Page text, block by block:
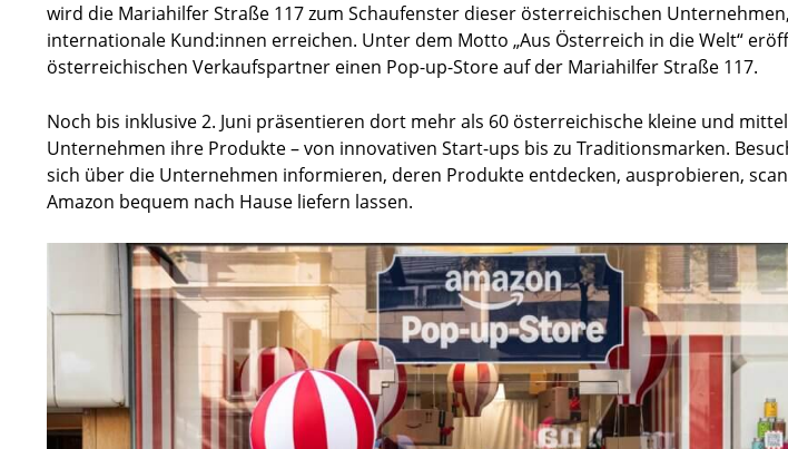
wird die Mariahilfer Straße 117 zum Schaufenster dieser österreichischen
internationale Kund:innen erreichen. Unter dem Motto „Aus Österreich in die Welt“
österreichischen Verkaufspartner einen Pop-up-Store auf der Mariahilfer Straße 117.
Noch bis inklusive 2. Juni präsentieren dort mehr als 60 österreichische kleine und
Unternehmen ihre Produkte – von innovativen Start-ups bis zu Traditionsmarken.
sich über die Unternehmen informieren, deren Produkte entdecken, ausprobieren,
Amazon bequem nach Hause liefern lassen.